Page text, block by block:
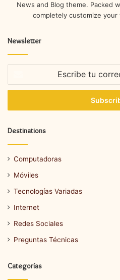
News and Blog theme. Packed
completely customize
Newsletter
correo
Destinations
Computadoras
Móviles
Tecnologías Variadas
Internet
Redes Sociales
Preguntas Técnicas
Categorías